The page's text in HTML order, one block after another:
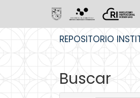
REPOSITORIO
Buscar